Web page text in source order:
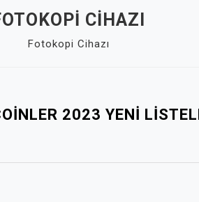
CIHAZI
Fotokopi Cihazı
2023 YENI